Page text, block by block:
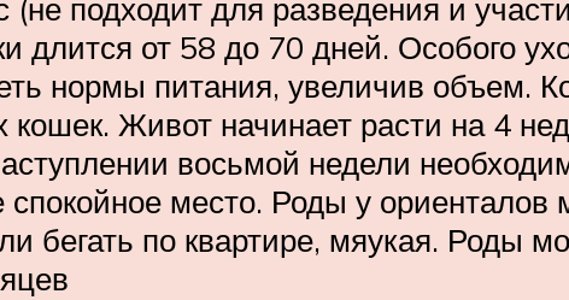
подходит для разведения и
длится от 58 до 70 дней. Особого
нормы питания, увеличив объем.
Живот начинает расти на 4
восьмой недели
место. Роды у ориенталов
бегать по квартире, мяукая. Роды